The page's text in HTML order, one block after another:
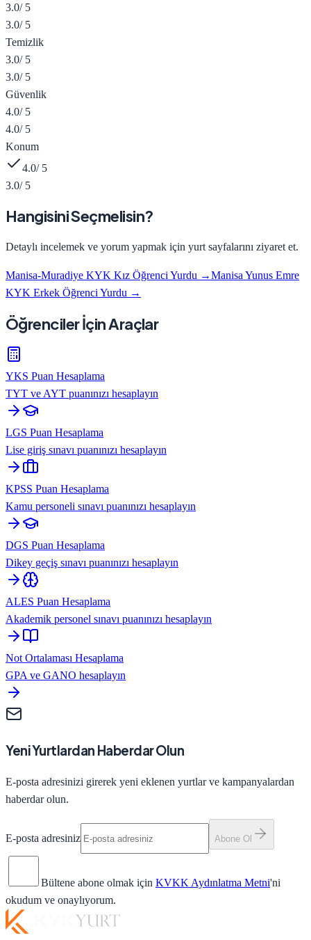
3.0/ 5
3.0/ 5
Temizlik
3.0/ 5
3.0/ 5
Güvenlik
4.0/ 5
4.0/ 5
Konum
4.0/ 5
3.0/ 5
Hangisini Seçmelisin?
Detaylı incelemek ve yorum yapmak için yurt sayfalarını ziyaret et.
Manisa-Muradiye KYK Kız Öğrenci Yurdu →Manisa Yunus Emre
KYK Erkek Öğrenci Yurdu →
Öğrenciler İçin Araçlar
YKS Puan Hesaplama
TYT ve AYT puanınızı hesaplayın
LGS Puan Hesaplama
Lise giriş sınavı puanınızı hesaplayın
KPSS Puan Hesaplama
Kamu personeli sınavı puanınızı hesaplayın
DGS Puan Hesaplama
Dikey geçiş sınavı puanınızı hesaplayın
ALES Puan Hesaplama
Akademik personel sınavı puanınızı hesaplayın
Not Ortalaması Hesaplama
GPA ve GANO hesaplayın
Yeni Yurtlardan Haberdar Olun
E-posta adresinizi girerek yeni eklenen yurtlar ve kampanyalardan
haberdar olun.
E-posta adresiniz Abone Ol
Bültene abone olmak için KVKK Aydınlatma Metni'ni
okudum ve onaylıyorum.